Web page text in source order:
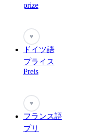
prize
♥
ドイツ語
プライス
Preis
♥
フランス語
プリ